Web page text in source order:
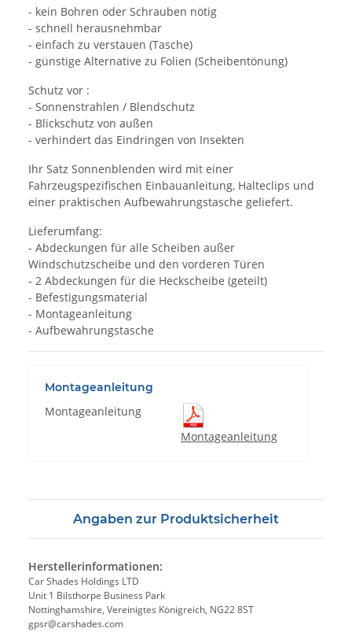
- kein Bohren oder Schrauben nötig
- schnell herausnehmbar
- einfach zu verstauen (Tasche)
- günstige Alternative zu Folien (Scheibentönung)
Schutz vor :
- Sonnenstrahlen / Blendschutz
- Blickschutz von außen
- verhindert das Eindringen von Insekten
Ihr Satz Sonnenblenden wird mit einer
Fahrzeugspezifischen Einbauanleitung, Halteclips und
einer praktischen Aufbewahrungstasche geliefert.
Lieferumfang:
- Abdeckungen für alle Scheiben außer
Windschutzscheibe und den vorderen Türen
- 2 Abdeckungen für die Heckscheibe (geteilt)
- Befestigungsmaterial
- Montageanleitung
- Aufbewahrungstasche
Montageanleitung
Montageanleitung
Montageanleitung
Angaben zur Produktsicherheit
Herstellerinformationen:
Car Shades Holdings LTD
Unit 1 Bilsthorpe Business Park
Nottinghamshire, Vereinigtes Königreich, NG22 8ST
gpsr@carshades.com